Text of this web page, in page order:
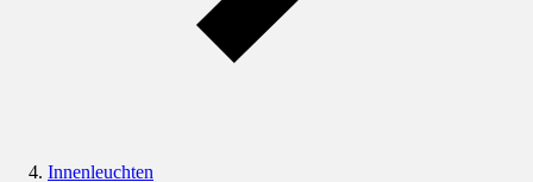
Innenleuchten